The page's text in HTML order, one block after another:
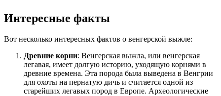
Интересные факты
Вот несколько интересных фактов о венгерской выжле:
Древние корни: Венгерская выжла, или венгерская
легавая, имеет долгую историю, уходящую корнями в
древние времена. Эта порода была выведена в Венгрии
для охоты на пернатую дичь и считается одной из
старейших легавых пород в Европе. Археологические